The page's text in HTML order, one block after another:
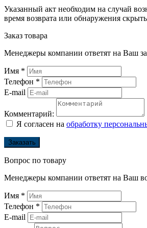
Указанный акт необходим на случай
время возврата или обнаружения
Заказ товара
Менеджеры компании ответят на Ваш
Имя *
Телефон *
E-mail
Комментарий:
Я согласен на обработку
Заказать
Вопрос по товару
Менеджеры компании ответят на Ваш
Имя *
Телефон *
E-mail